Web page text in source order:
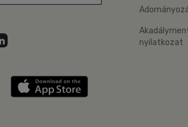
on
Instagramon
Libri a LinkedInen
applikáció Szerezd meg: Google Play
nyilatkozat